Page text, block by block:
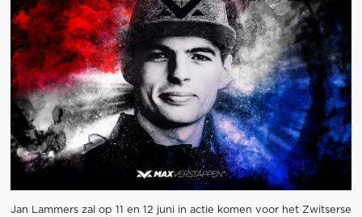
Jan Lammers zal op 11 en 12 juni in actie komen voor het Zwitserse